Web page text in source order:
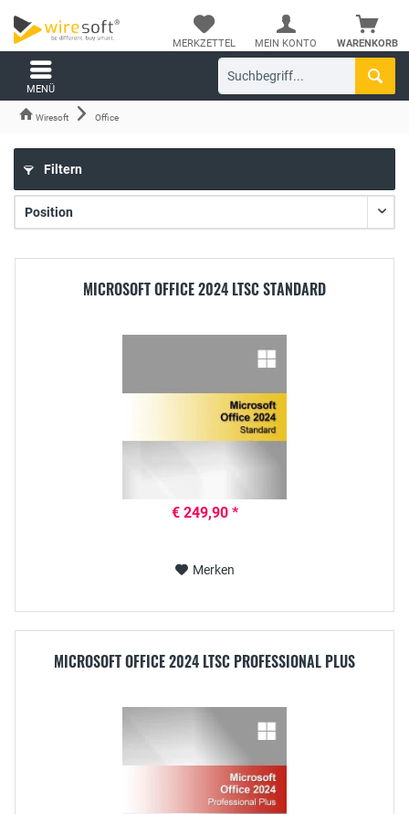
WARENKORB
MERKZETTEL MEIN KONTO
MENÜ
Wiresoft Office
Filtern
MICROSOFT OFFICE 2024 LTSC STANDARD
€ 249,90 *
Merken
MICROSOFT OFFICE 2024 LTSC PROFESSIONAL PLUS